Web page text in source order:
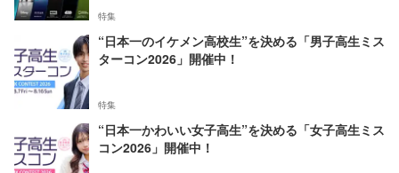
特集
“日本一のイケメン高校生”を決める「男子高生ミス
ターコン2026」開催中！
特集
“日本一かわいい女子高生”を決める「女子高生ミス
コン2026」開催中！